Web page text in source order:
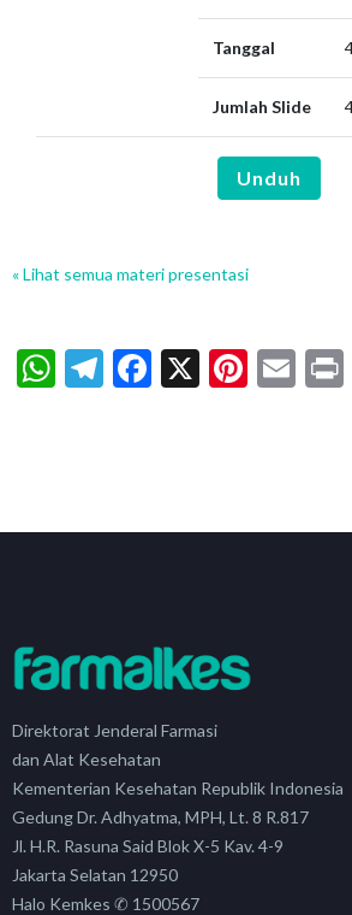
Tanggal
Jumlah Slide
Unduh
« Lihat semua materi presentasi
WhatsApp
Telegram
Facebook
X
Direktorat Jenderal Farmasi
dan Alat Kesehatan
Kementerian Kesehatan Republik Indonesia
Gedung Dr. Adhyatma, MPH, Lt. 8 R.817
Jl. H.R. Rasuna Said Blok X-5 Kav. 4-9
Jakarta Selatan 12950
Halo Kemkes ✆ 1500567